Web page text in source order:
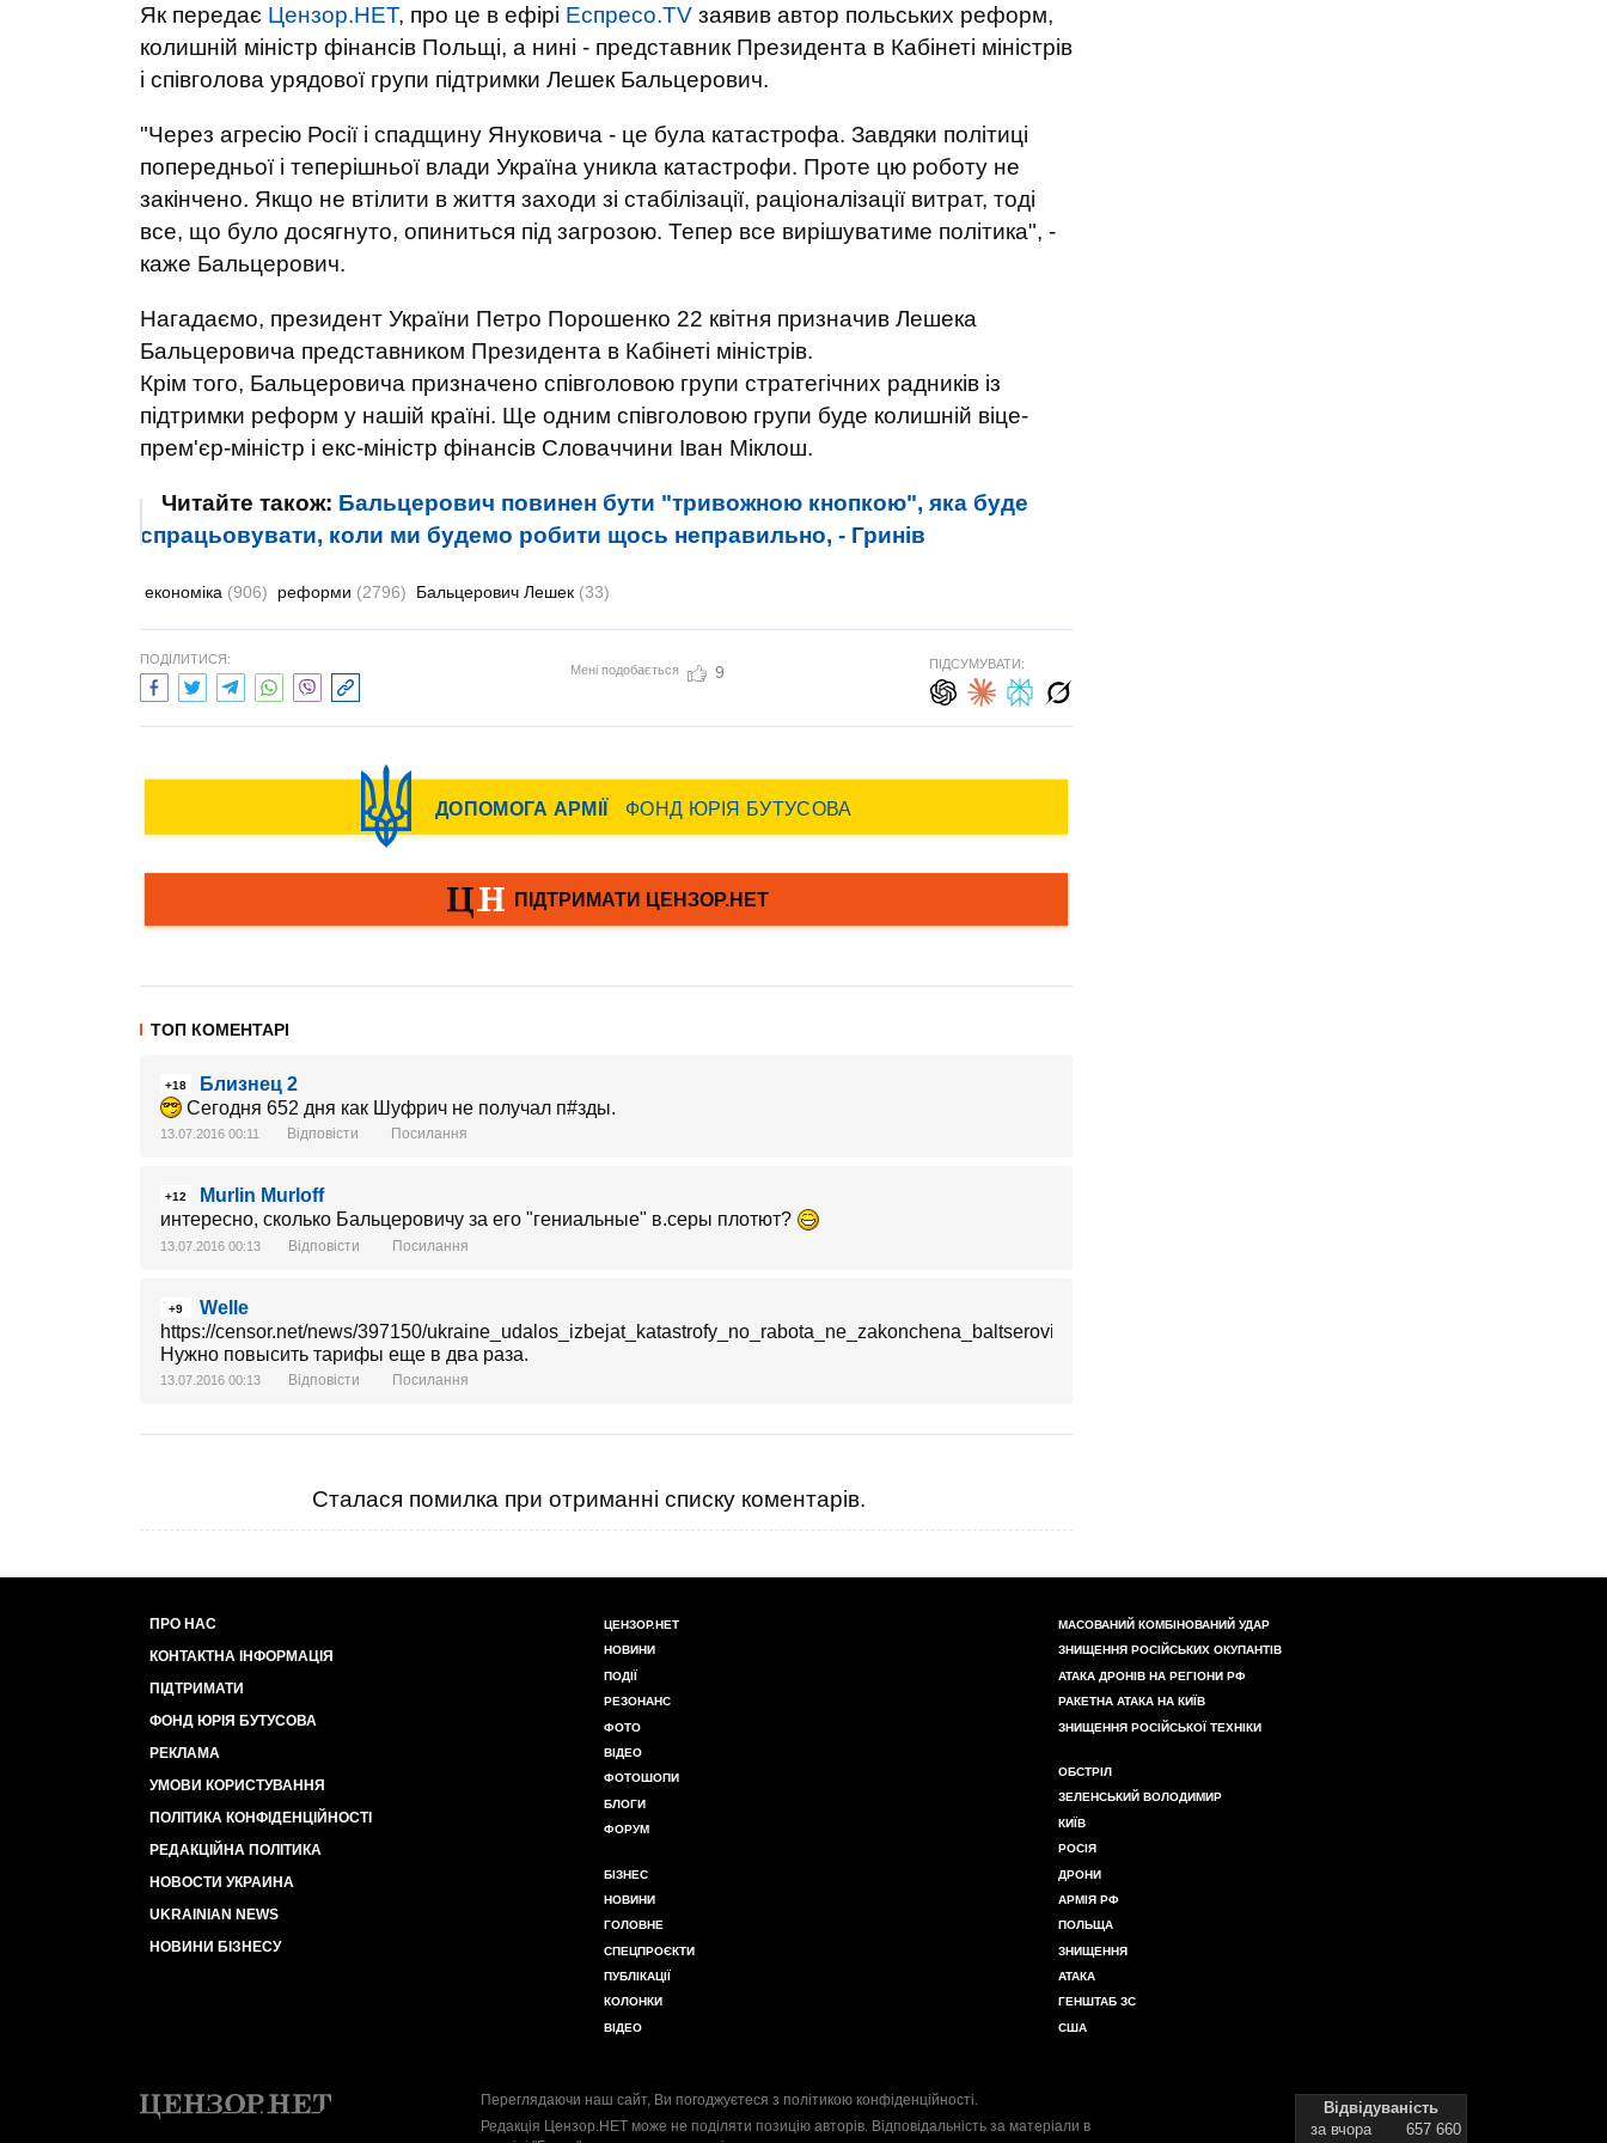
Як передає Цензор.НЕТ, про це в ефірі Еспресо.TV заявив автор польських реформ,
колишній міністр фінансів Польщі, а нині - представник Президента в Кабінеті міністрів
і співголова урядової групи підтримки Лешек Бальцерович.
"Через агресію Росії і спадщину Януковича - це була катастрофа. Завдяки політиці
попередньої і теперішньої влади Україна уникла катастрофи. Проте цю роботу не
закінчено. Якщо не втілити в життя заходи зі стабілізації, раціоналізації витрат, тоді
все, що було досягнуто, опиниться під загрозою. Тепер все вирішуватиме політика", -
каже Бальцерович.
Нагадаємо, президент України Петро Порошенко 22 квітня призначив Лешека
Бальцеровича представником Президента в Кабінеті міністрів.
Крім того, Бальцеровича призначено співголовою групи стратегічних радників із
підтримки реформ у нашій країні. Ще одним співголовою групи буде колишній віце-
прем'єр-міністр і екс-міністр фінансів Словаччини Іван Міклош.
Читайте також: Бальцерович повинен бути "тривожною кнопкою", яка буде
спрацьовувати, коли ми будемо робити щось неправильно, - Гринів
економіка (906) реформи (2796) Бальцерович Лешек (33)
ПОДІЛИТИСЯ:
Мені подобається 9 ПІДСУМУВАТИ:
ТОП КОМЕНТАРІ
+18
Близнец 2
Сегодня 652 дня как Шуфрич не получал п#зды.
13.07.2016 00:11 Відповісти Посилання
+12
Murlin Murloff
интересно, сколько Бальцеровичу за его "гениальные" в.серы плотют?
13.07.2016 00:13 Відповісти Посилання
+9
Welle
https://censor.net/news/397150/ukraine_udalos_izbejat_katastrofy_no_rabota_ne_zakonchena_baltserovich.
Нужно повысить тарифы еще в два раза.
13.07.2016 00:13 Відповісти Посилання
Сталася помилка при отриманні списку коментарів.
ПРО НАС
КОНТАКТНА ІНФОРМАЦІЯ
ПІДТРИМАТИ
ФОНД ЮРІЯ БУТУСОВА
РЕКЛАМА
УМОВИ КОРИСТУВАННЯ
ПОЛІТИКА КОНФІДЕНЦІЙНОСТІ
РЕДАКЦІЙНА ПОЛІТИКА
НОВОСТИ УКРАИНА
UKRAINIAN NEWS
НОВИНИ БІЗНЕСУ
ЦЕНЗОР.НЕТ
НОВИНИ
ПОДІЇ
РЕЗОНАНС
ФОТО
ВІДЕО
ФОТОШОПИ
БЛОГИ
ФОРУМ
БІЗНЕС
НОВИНИ
ГОЛОВНЕ
СПЕЦПРОЄКТИ
ПУБЛІКАЦІЇ
КОЛОНКИ
ВІДЕО
МАСОВАНИЙ КОМБІНОВАНИЙ УДАР
ЗНИЩЕННЯ РОСІЙСЬКИХ ОКУПАНТІВ
АТАКА ДРОНІВ НА РЕГІОНИ РФ
РАКЕТНА АТАКА НА КИЇВ
ЗНИЩЕННЯ РОСІЙСЬКОЇ ТЕХНІКИ
ОБСТРІЛ
ЗЕЛЕНСЬКИЙ ВОЛОДИМИР
КИЇВ
РОСІЯ
ДРОНИ
АРМІЯ РФ
ПОЛЬЩА
ЗНИЩЕННЯ
АТАКА
ГЕНШТАБ ЗС
США
Переглядаючи наш сайт, Ви погоджуєтеся з політикою конфіденційності.
Редакція Цензор.НЕТ може не поділяти позицію авторів. Відповідальність за матеріали в
Відвідуваність
за вчора
657 660